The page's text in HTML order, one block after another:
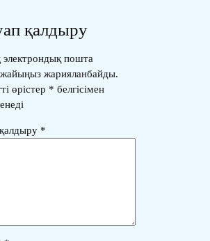
қалдыру
электрондық пошта
жарияланбайды.
өрістер * белгісімен
*